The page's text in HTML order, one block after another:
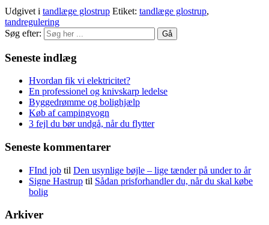
Udgivet i tandlæge glostrup Etiket: tandlæge glostrup,
tandregulering
Søg efter:
Seneste indlæg
Hvordan fik vi elektricitet?
En professionel og knivskarp ledelse
Byggedrømme og bolighjælp
Køb af campingvogn
3 fejl du bør undgå, når du flytter
Seneste kommentarer
FInd job til Den usynlige bøjle – lige tænder på under to år
Signe Hastrup til Sådan prisforhandler du, når du skal købe
bolig
Arkiver